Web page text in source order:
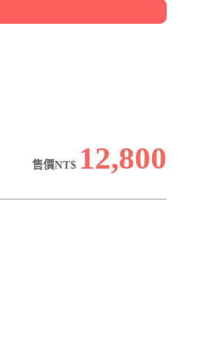
售價NT$ 12,800